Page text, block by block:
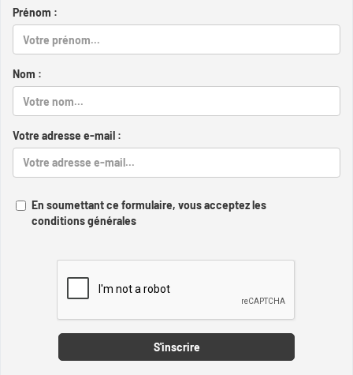
Prénom :
Nom :
Votre adresse e-mail :
En soumettant ce formulaire, vous acceptez les
conditions générales
S'inscrire